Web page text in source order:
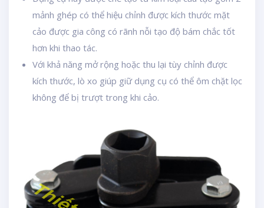
mảnh ghép có thể hiệu chỉnh được kích thước mặt
cảo được gia công có rãnh nỗi tạo độ bám chắc tốt
hơn khi thao tác.
Với khả năng mở rộng hoặc thu lại tùy chỉnh được
kích thước, lò xo giúp giữ dụng cụ có thể ôm chặt lọc
không để bị trượt trong khi cảo.